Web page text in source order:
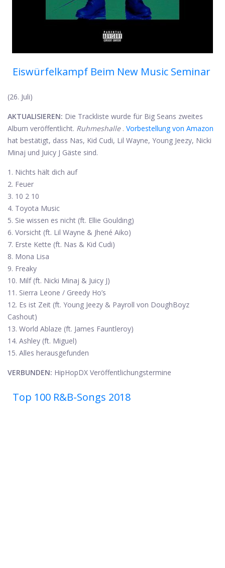
Eiswürfelkampf Beim New Music Seminar
(26. Juli)
AKTUALISIEREN: Die Trackliste wurde für Big Seans zweites
Album veröffentlicht. Ruhmeshalle. Vorbestellung von Amazon
hat bestätigt, dass Nas, Kid Cudi, Lil Wayne, Young Jeezy, Nicki
Minaj und Juicy J Gäste sind.
1. Nichts hält dich auf
2. Feuer
3. 10 2 10
4. Toyota Music
5. Sie wissen es nicht (ft. Ellie Goulding)
6. Vorsicht (ft. Lil Wayne & Jhené Aiko)
7. Erste Kette (ft. Nas & Kid Cudi)
8. Mona Lisa
9. Freaky
10. Milf (ft. Nicki Minaj & Juicy J)
11. Sierra Leone / Greedy Ho’s
12. Es ist Zeit (ft. Young Jeezy & Payroll von DoughBoyz
Cashout)
13. World Ablaze (ft. James Fauntleroy)
14. Ashley (ft. Miguel)
15. Alles herausgefunden
VERBUNDEN: HipHopDX Veröffentlichungstermine
Top 100 R&B-Songs 2018